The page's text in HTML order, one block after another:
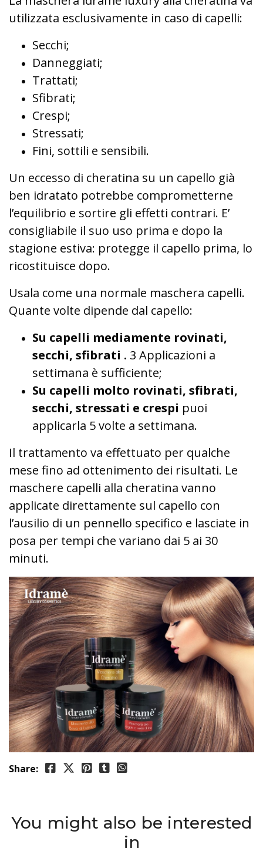
utilizzata esclusivamente in caso di capelli:
Secchi;
Danneggiati;
Trattati;
Sfibrati;
Crespi;
Stressati;
Fini, sottili e sensibili.
Un eccesso di cheratina su un capello già
ben idratato potrebbe comprometterne
l’equilibrio e sortire gli effetti contrari. E’
consigliabile il suo uso prima e dopo la
stagione estiva: protegge il capello prima, lo
ricostituisce dopo.
Usala come una normale maschera capelli.
Quante volte dipende dal capello:
Su capelli mediamente rovinati,
secchi, sfibrati . 3 Applicazioni a
settimana è sufficiente;
Su capelli molto rovinati, sfibrati,
secchi, stressati e crespi puoi
applicarla 5 volte a settimana.
Il trattamento va effettuato per qualche
mese fino ad ottenimento dei risultati. Le
maschere capelli alla cheratina vanno
applicate direttamente sul capello con
l’ausilio di un pennello specifico e lasciate in
posa per tempi che variano dai 5 ai 30
minuti.
Share:
You might also be interested
in